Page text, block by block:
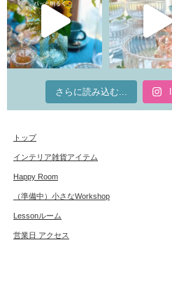
さらに読み込む...
トップ
インテリア雑貨アイテム
Happy Room
（準備中）小さなWorkshop
Lessonルーム
営業日 アクセス